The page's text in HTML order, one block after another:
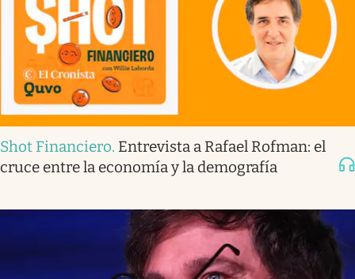
Shot Financiero. Entrevista a Rafael Rofman: el
cruce entre la economía y la demografía